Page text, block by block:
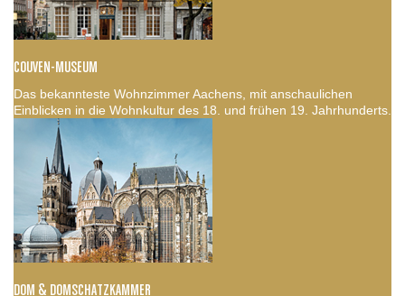
COUVEN-MUSEUM
Das bekannteste Wohnzimmer Aachens, mit anschaulichen
Einblicken in die Wohnkultur des 18. und frühen 19. Jahrhunderts.
DOM & DOMSCHATZKAMMER